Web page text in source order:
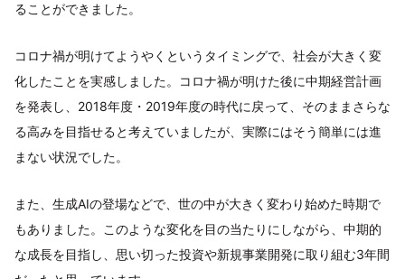
ることができました。
コロナ禍が明けてようやくというタイミングで、社会が大きく変
化したことを実感しました。コロナ禍が明けた後に中期経営計画
を発表し、2018年度・2019年度の時代に戻って、そのままさらな
る高みを目指せると考えていましたが、実際にはそう簡単には進
まない状況でした。
また、生成AIの登場などで、世の中が大きく変わり始めた時期で
もありました。このような変化を目の当たりにしながら、中期的
な成長を目指し、思い切った投資や新規事業開発に取り組む3年間